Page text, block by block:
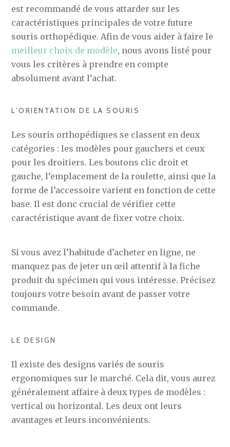
est recommandé de vous attarder sur les
caractéristiques principales de votre future
souris orthopédique. Afin de vous aider à faire le
meilleur choix de modèle, nous avons listé pour
vous les critères à prendre en compte
absolument avant l’achat.
L’ORIENTATION DE LA SOURIS
Les souris orthopédiques se classent en deux
catégories : les modèles pour gauchers et ceux
pour les droitiers. Les boutons clic droit et
gauche, l’emplacement de la roulette, ainsi que la
forme de l’accessoire varient en fonction de cette
base. Il est donc crucial de vérifier cette
caractéristique avant de fixer votre choix.
Si vous avez l’habitude d’acheter en ligne, ne
manquez pas de jeter un œil attentif à la fiche
produit du spécimen qui vous intéresse. Précisez
toujours votre besoin avant de passer votre
commande.
LE DESIGN
Il existe des designs variés de souris
ergonomiques sur le marché. Cela dit, vous aurez
généralement affaire à deux types de modèles :
vertical ou horizontal. Les deux ont leurs
avantages et leurs inconvénients.